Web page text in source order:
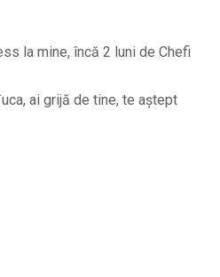
la mine, încă 2 luni de Chefi
ai grijă de tine, te aștept